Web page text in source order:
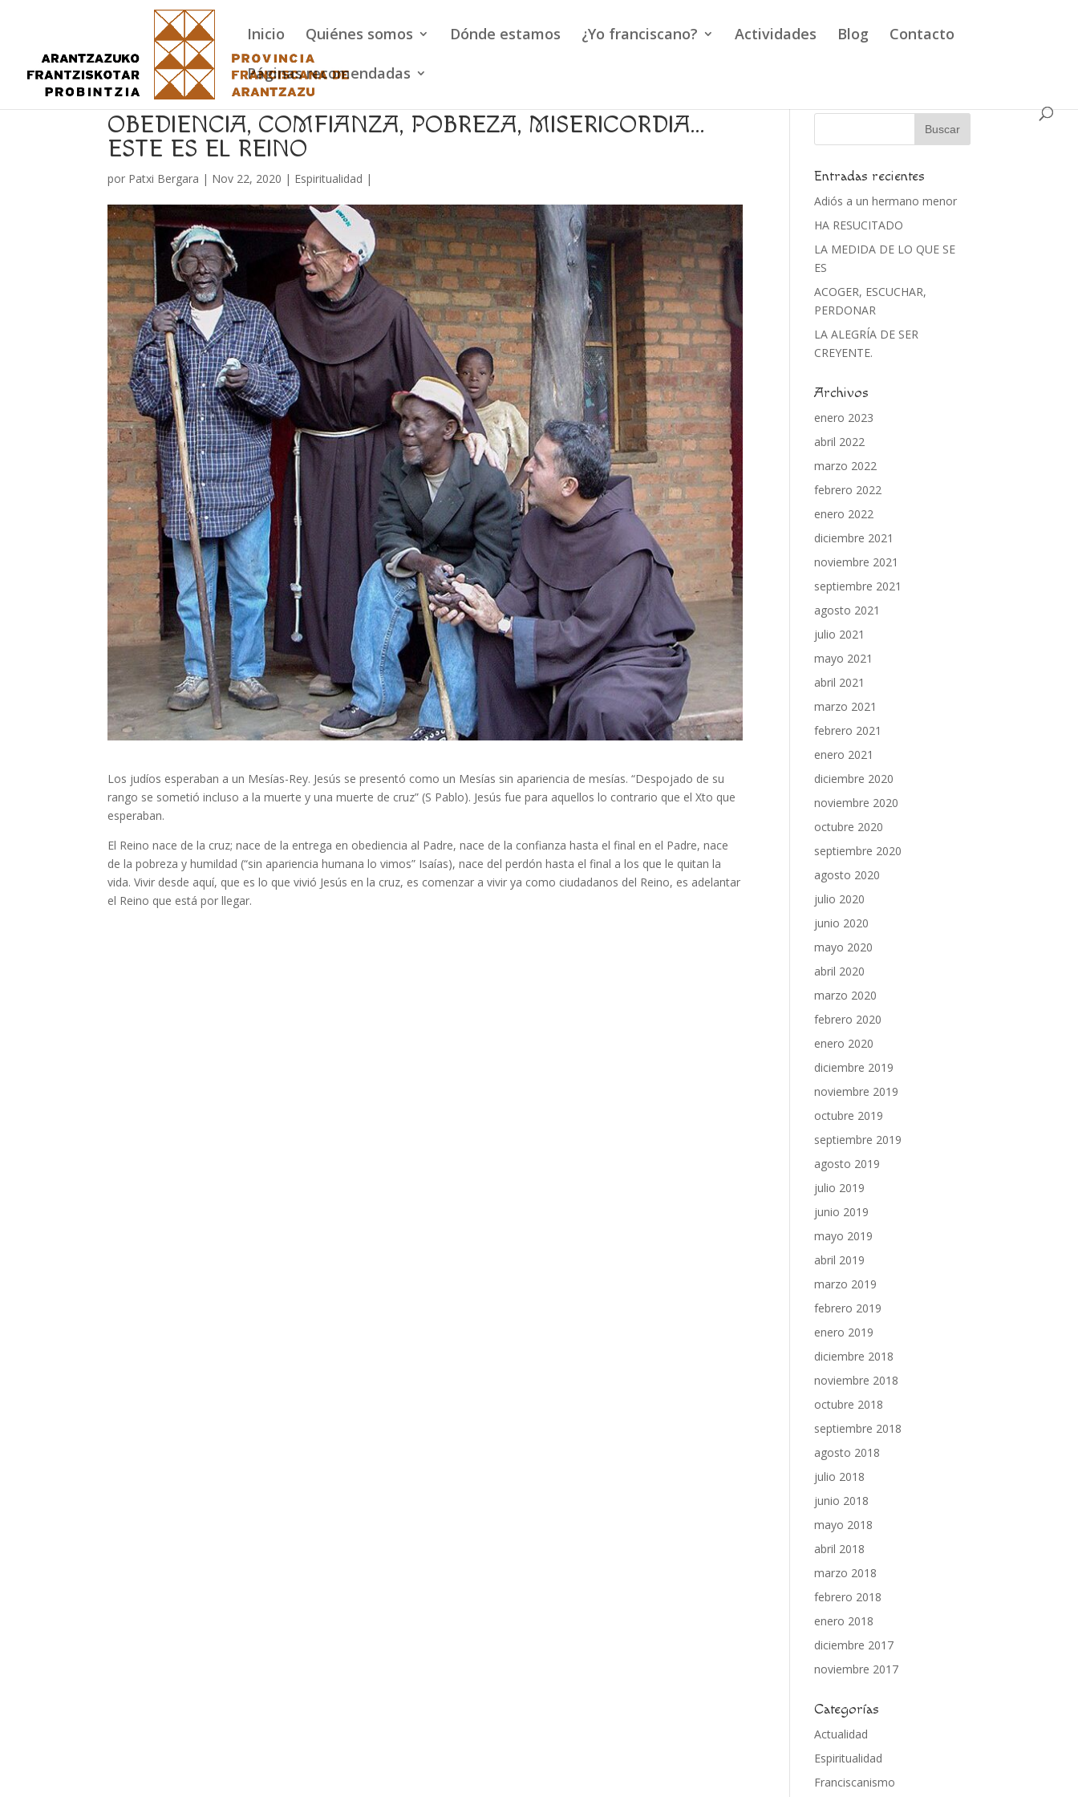
Inicio Quiénes somos Dónde estamos ¿Yo franciscano? Actividades Blog Contacto
Páginas recomendadas
OBEDIENCIA, COMFIANZA, POBREZA, MISERICORDIA…
ESTE ES EL REINO
por Patxi Bergara | Nov 22, 2020 | Espiritualidad |
Los judíos esperaban a un Mesías-Rey. Jesús se presentó como un Mesías sin apariencia de mesías. “Despojado de su
rango se sometió incluso a la muerte y una muerte de cruz” (S Pablo). Jesús fue para aquellos lo contrario que el Xto que
esperaban.
El Reino nace de la cruz; nace de la entrega en obediencia al Padre, nace de la confianza hasta el final en el Padre, nace
de la pobreza y humildad (“sin apariencia humana lo vimos” Isaías), nace del perdón hasta el final a los que le quitan la
vida. Vivir desde aquí, que es lo que vivió Jesús en la cruz, es comenzar a vivir ya como ciudadanos del Reino, es adelantar
el Reino que está por llegar.
Entradas recientes
Adiós a un hermano menor
HA RESUCITADO
LA MEDIDA DE LO QUE SE
ES
ACOGER, ESCUCHAR,
PERDONAR
LA ALEGRÍA DE SER
CREYENTE.
Archivos
enero 2023
abril 2022
marzo 2022
febrero 2022
enero 2022
diciembre 2021
noviembre 2021
septiembre 2021
agosto 2021
julio 2021
mayo 2021
abril 2021
marzo 2021
febrero 2021
enero 2021
diciembre 2020
noviembre 2020
octubre 2020
septiembre 2020
agosto 2020
julio 2020
junio 2020
mayo 2020
abril 2020
marzo 2020
febrero 2020
enero 2020
diciembre 2019
noviembre 2019
octubre 2019
septiembre 2019
agosto 2019
julio 2019
junio 2019
mayo 2019
abril 2019
marzo 2019
febrero 2019
enero 2019
diciembre 2018
noviembre 2018
octubre 2018
septiembre 2018
agosto 2018
julio 2018
junio 2018
mayo 2018
abril 2018
marzo 2018
febrero 2018
enero 2018
diciembre 2017
noviembre 2017
Categorías
Actualidad
Espiritualidad
Franciscanismo